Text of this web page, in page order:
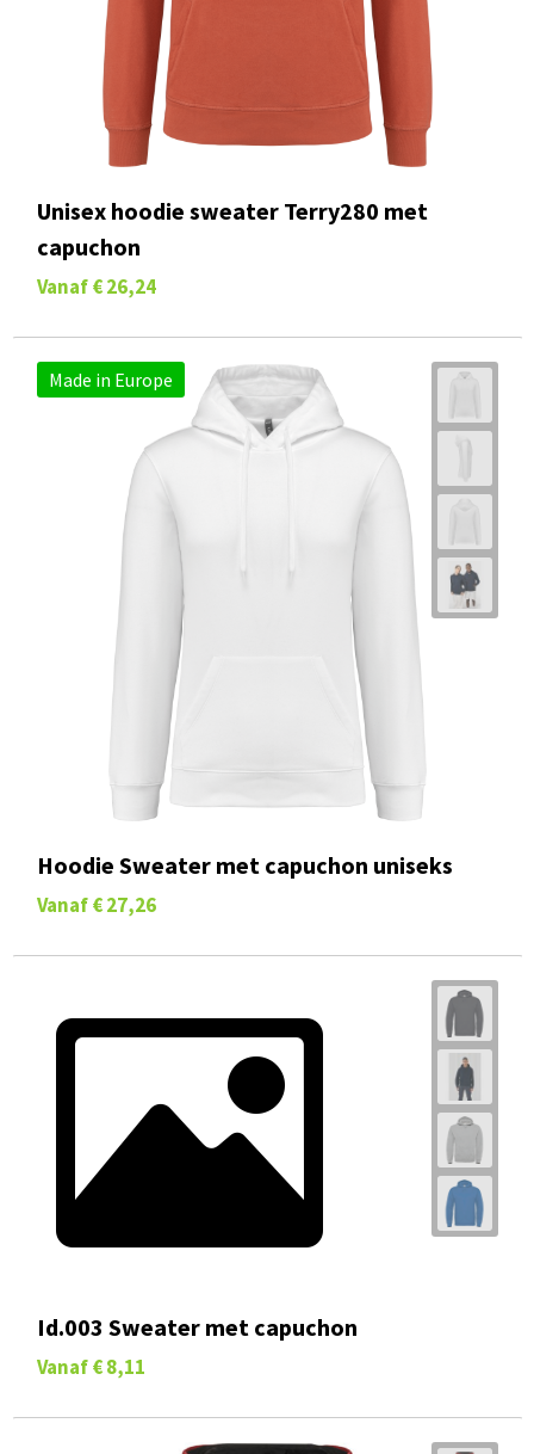
Unisex hoodie sweater Terry280 met
capuchon
Vanaf € 26,24
Made in Europe
Hoodie Sweater met capuchon uniseks
Vanaf € 27,26